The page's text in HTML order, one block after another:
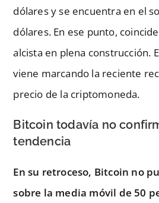
dólares y se encuentra en el
dólares. En ese punto,
alcista en plena construcción.
viene marcando la reciente
precio de la criptomoneda.
Bitcoin todavía no
tendencia
En su retroceso, Bitcoin no
sobre la media móvil de 50